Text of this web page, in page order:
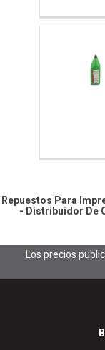
Repuestos Para
- Distribuidor De
Los precios